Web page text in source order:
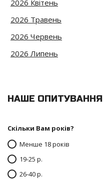
2026 Квітень
2026 Травень
2026 Червень
2026 Липень
НАШЕ ОПИТУВАННЯ
Скільки Вам років?
Менше 18 років
19-25 р.
26-40 р.